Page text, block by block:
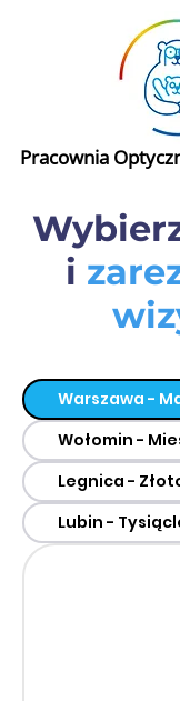
Pracownia
i
Warszawa -
Wołomin -
Legnica -
Lubin -